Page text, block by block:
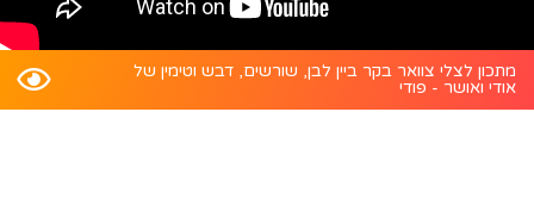
מתכון לצלי צוואר בקר ביין לבן, שורשים, דבש וטימין של
אודי ואושר - פודי